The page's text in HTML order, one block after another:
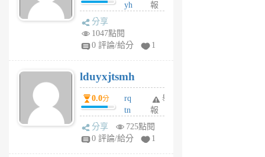
月
yh
jl
月
前
報
分享
1047點閱
0 評論/給分
1
lduyxjtsmh
0.0分
rq
tn
jt
gl
舉
報
分享
725點閱
0 評論/給分
1